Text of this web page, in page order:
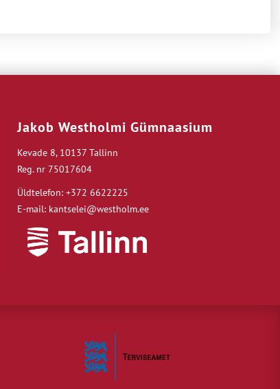
Jakob Westholmi Gümnaasium
Kevade 8, 10137 Tallinn
Reg. nr 75017604
Üldtelefon: +372 6622225
E-mail: kantselei@westholm.ee